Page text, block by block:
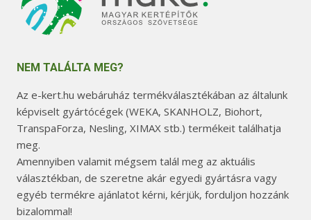
NEM TALÁLTA MEG?
Az e-kert.hu webáruház termékválasztékában az általunk
képviselt gyártócégek (WEKA, SKANHOLZ, Biohort,
TranspaForza, Nesling, XIMAX stb.) termékeit találhatja
meg.
Amennyiben valamit mégsem talál meg az aktuális
választékban, de szeretne akár egyedi gyártásra vagy
egyéb termékre ajánlatot kérni, kérjük, forduljon hozzánk
bizalommal!